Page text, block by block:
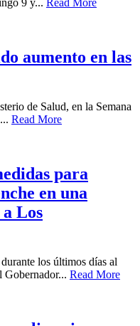
9 y... Read More
aumento en las
de Salud, en la Semana
Read More
para
en una
Los
los últimos días al
Gobernador... Read More